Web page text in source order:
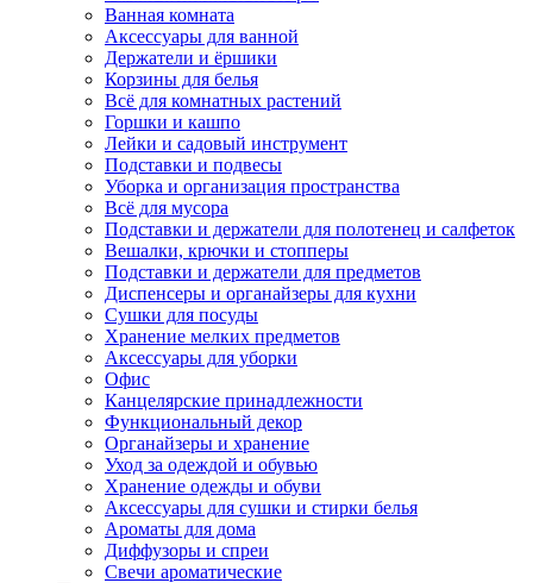
Ванная комната
Аксессуары для ванной
Держатели и ёршики
Корзины для белья
Всё для комнатных растений
Горшки и кашпо
Лейки и садовый инструмент
Подставки и подвесы
Уборка и организация пространства
Всё для мусора
Подставки и держатели для полотенец и салфеток
Вешалки, крючки и стопперы
Подставки и держатели для предметов
Диспенсеры и органайзеры для кухни
Сушки для посуды
Хранение мелких предметов
Аксессуары для уборки
Офис
Канцелярские принадлежности
Функциональный декор
Органайзеры и хранение
Уход за одеждой и обувью
Хранение одежды и обуви
Аксессуары для сушки и стирки белья
Ароматы для дома
Диффузоры и спреи
Свечи ароматические